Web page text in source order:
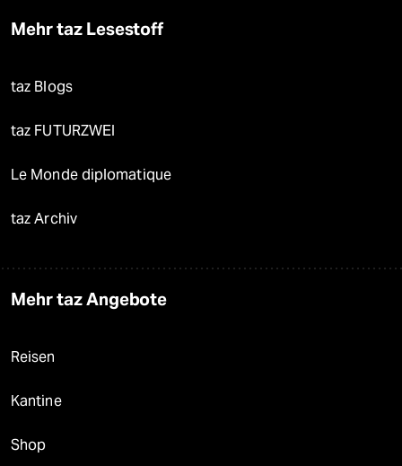
Mehr taz Lesestoff
taz Blogs
taz FUTURZWEI
Le Monde diplomatique
taz Archiv
Mehr taz Angebote
Reisen
Kantine
Shop